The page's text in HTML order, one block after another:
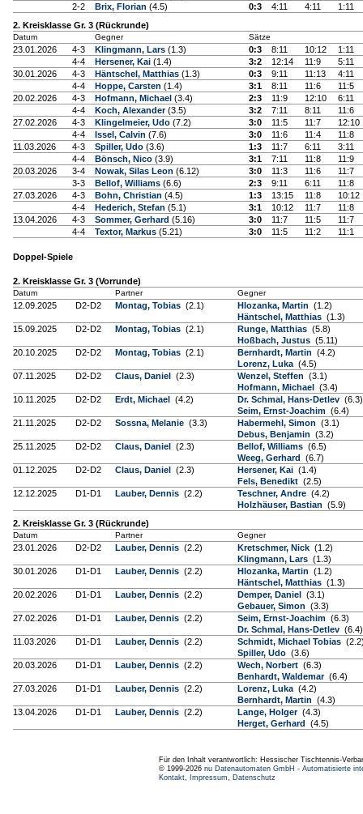
2-2
Brix, Florian (4.5) 0:3 4:11 4:11
1:11
2. Kreisklasse Gr. 3 (Rückrunde)
Datum Gegner Sätze
23.01.2026 4-3 Klingmann, Lars (1.3) 0:3 8:11 10:12
1:11
4-4
Hersener, Kai (1.4) 3:2 12:14 11:9
5:11
30.01.2026
4-3 Häntschel, Matthias (1.3) 0:3 9:11 11:13
4:11
4-4
Hoppe, Carsten (1.4) 3:1 8:11 11:6
11:5
20.02.2026
4-3 Hofmann, Michael (3.4) 2:3 11:9 12:10
6:11
4-4
Koch, Alexander(3.5) 3:2 7:11 8:11
11:6
27.02.2026
4-3 Klingelmeier, Udo (7.2) 3:0 11:5 11:7
12:10
4-4
Issel, Calvin (7.6) 3:0 11:6 11:4
11:8
11.03.2026
4-3 Spiller, Udo (3.6) 1:3 11:7 6:11
3:11
4-4
Bönsch, Nico (3.9) 3:1 7:11 11:8
11:9
20.03.2026
3-4 Nowak, Silas Leon (6.12) 3:0 11:3 11:6
11:7
3-3
Bellof, Williams (6.6) 2:3 9:11 6:11
11:8
27.03.2026
4-3 Bohn, Christian (4.5) 1:3 13:15 11:8
10:12
4-4
Hederich, Stefan (5.1) 3:1 10:12 11:7
11:8
13.04.2026
4-3 Sommer, Gerhard (5.16) 3:0 11:7 11:5
11:7
4-4
Textor, Markus (5.21) 3:0 11:5 11:2 11:1
Doppel-Spiele
2. Kreisklasse Gr. 3 (Vorrunde)
Datum Partner Gegner
12.09.2025 D2-D2 Montag, Tobias (2.1) Hlozanka, Martin (1.2)
Häntschel, Matthias (1.3)
15.09.2025
D2-D2 Montag, Tobias (2.1) Runge, Matthias (5.8)
Hoßbach, Justus (5.11)
20.10.2025
D2-D2 Montag, Tobias (2.1) Bernhardt, Martin (4.2)
Lorenz, Luka (4.5)
07.11.2025
D2-D2 Claus, Daniel (2.3) Wenzel, Steffen (3.1)
Hofmann, Michael (3.4)
10.11.2025
D2-D2 Erdt, Michael (4.2) Dr. Schmal, Hans-Detlev (6.3)
Seim, Ernst-Joachim (6.4)
21.11.2025
D2-D2 Sossna, Melanie (3.3) Habermehl, Simon (3.1)
Debus, Benjamin (3.2)
25.11.2025
D2-D2 Claus, Daniel (2.3) Bellof, Williams (6.5)
Weeg, Gerhard (6.7)
01.12.2025
D2-D2 Claus, Daniel (2.3) Hersener, Kai (1.4)
Fels, Benedikt (2.5)
12.12.2025
D1-D1 Lauber, Dennis (2.2) Teschner, Andre (4.2)
Holzhäuser, Bastian (5.9)
2. Kreisklasse Gr. 3 (Rückrunde)
Datum Partner Gegner
23.01.2026 D2-D2 Lauber, Dennis (2.2) Kretschmer, Nick (1.2)
Klingmann, Lars (1.3)
30.01.2026
D1-D1 Lauber, Dennis (2.2) Hlozanka, Martin (1.2)
Häntschel, Matthias (1.3)
20.02.2026
D1-D1 Lauber, Dennis (2.2) Demper, Daniel (3.1)
Gebauer, Simon (3.3)
27.02.2026
D1-D1 Lauber, Dennis (2.2) Seim, Ernst-Joachim (6.3)
Dr. Schmal, Hans-Detlev (6.4)
11.03.2026
D1-D1 Lauber, Dennis (2.2) Schmidt, Michael Tobias
Spiller, Udo (3.6)
20.03.2026
D1-D1 Lauber, Dennis (2.2) Wech, Norbert (6.3)
Benhardt, Waldemar (6.4)
27.03.2026
D1-D1 Lauber, Dennis (2.2) Lorenz, Luka (4.2)
Bernhardt, Martin (4.3)
13.04.2026
D1-D1 Lauber, Dennis (2.2) Lange, Holger (4.3)
Herget, Gerhard (4.5)
Für den Inhalt verantwortlich: Hessischer Tischtennis-
© 1999-2026 nu Datenautomaten GmbH - Automatisierte
Kontakt, Impressum, Datenschutz